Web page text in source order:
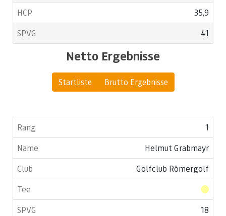
35,9
41
Netto Ergebnisse
Startliste Brutto Ergebnisse
1
Helmut Grabmayr
Golfclub Römergolf
18